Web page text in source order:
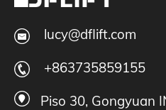
lucy@dflift.com
+863735859155
Piso 30, Gongyuan